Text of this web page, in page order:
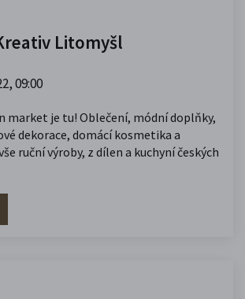
Litomyšl
09:00
market je tu! Oblečení, módní doplňky,
dekorace, domácí kosmetika a
ruční výroby, z dílen a kuchyní českých